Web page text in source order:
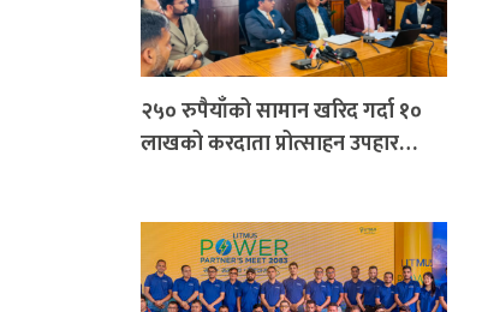
२५० रुपैयाँको सामान खरिद गर्दा १०
लाखको करदाता प्रोत्साहन उपहार…